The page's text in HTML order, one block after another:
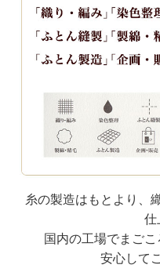
糸の製造はもとより、
仕
国内の工場でまごこ
安心して